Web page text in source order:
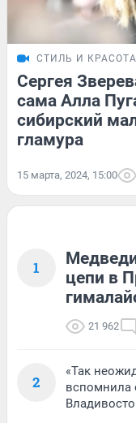
СТИЛЬ И КРАСОТА
Сергея
сама Алла
сибирский
гламура
15 марта, 2024, 15:00
1
цепи в
21 962
2
«Так
вспомнила